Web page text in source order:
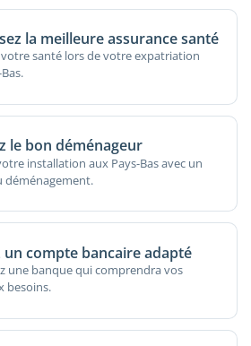
la meilleure assurance santé
santé lors de votre expatriation
le bon déménageur
installation aux Pays-Bas avec un
déménagement.
compte bancaire adapté
une banque qui comprendra vos
besoins.